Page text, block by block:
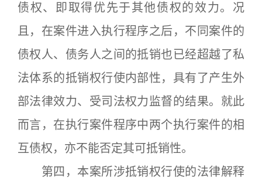
债权、即取得优先于其他债权的效力。况
且，在案件进入执行程序之后，不同案件的
债权人、债务人之间的抵销也已经超越了私
法体系的抵销权行使内部性，具有了产生外
部法律效力、受司法权力监督的结果。就此
而言，在执行案件程序中两个执行案件的相
互债权，亦不能否定其可抵销性。
第四，本案所涉抵销权行使的法律解释